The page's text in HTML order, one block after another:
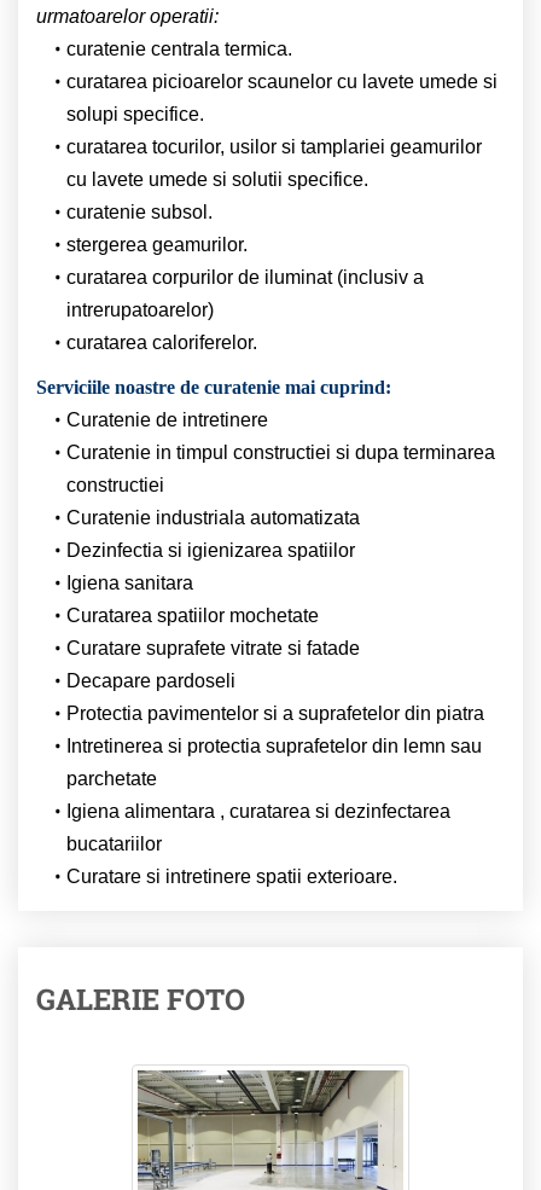
urmatoarelor operatii:
curatenie centrala termica.
curatarea picioarelor scaunelor cu lavete umede si
solupi specifice.
curatarea tocurilor, usilor si tamplariei geamurilor
cu lavete umede si solutii specifice.
curatenie subsol.
stergerea geamurilor.
curatarea corpurilor de iluminat (inclusiv a
intrerupatoarelor)
curatarea caloriferelor.
Serviciile noastre de curatenie mai cuprind:
Curatenie de intretinere
Curatenie in timpul constructiei si dupa terminarea
constructiei
Curatenie industriala automatizata
Dezinfectia si igienizarea spatiilor
Igiena sanitara
Curatarea spatiilor mochetate
Curatare suprafete vitrate si fatade
Decapare pardoseli
Protectia pavimentelor si a suprafetelor din piatra
Intretinerea si protectia suprafetelor din lemn sau
parchetate
Igiena alimentara , curatarea si dezinfectarea
bucatariilor
Curatare si intretinere spatii exterioare.
GALERIE FOTO